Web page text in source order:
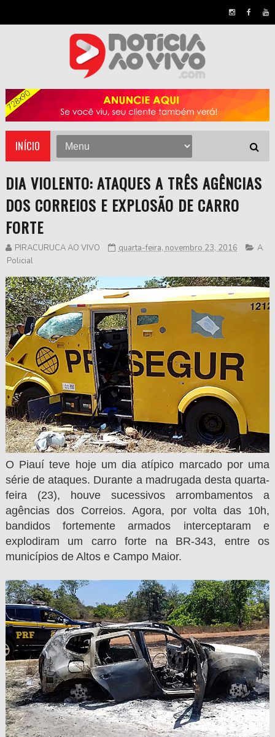
INÍCIO
DIA VIOLENTO: ATAQUES A TRÊS AGÊNCIAS
DOS CORREIOS E EXPLOSÃO DE CARRO
FORTE
PIRACURUCA AO VIVO quarta-feira, novembro 23, 2016 A,
Policial
O Piauí teve hoje um dia atípico marcado por uma
série de ataques. Durante a madrugada desta quarta-
feira (23), houve sucessivos arrombamentos a
agências dos Correios. Agora, por volta das 10h,
bandidos fortemente armados interceptaram e
explodiram um carro forte na BR-343, entre os
municípios de Altos e Campo Maior.